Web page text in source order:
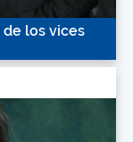
los vices